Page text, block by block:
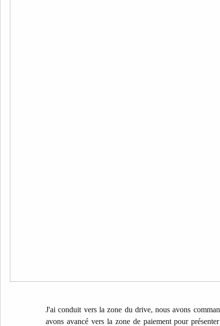
J'ai conduit vers la zone du drive, nous avons
avons avancé vers la zone de paiement pour